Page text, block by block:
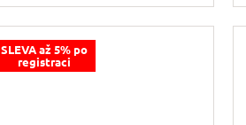
SLEVA až 5% po
registraci